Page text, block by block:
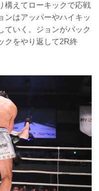
構えてローキックで応戦
ンはアッパーやハイキッ
ていく。ジョンがバック
クをやり返して2R終